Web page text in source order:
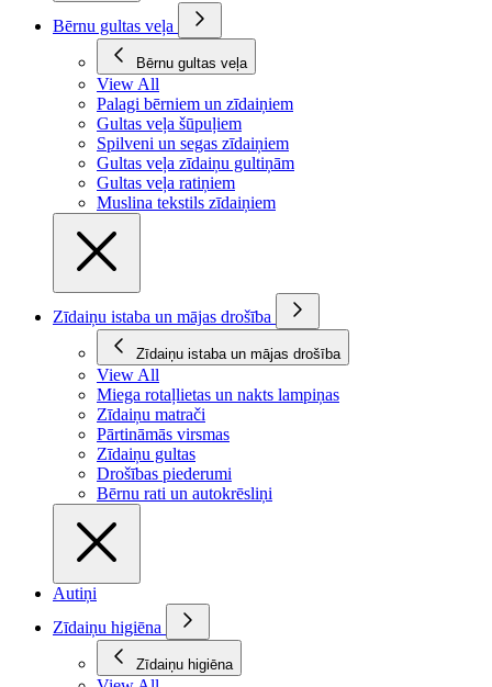
Bērnu gultas veļa
Bērnu gultas veļa
View All
Palagi bērniem un zīdaiņiem
Gultas veļa šūpuļiem
Spilveni un segas zīdaiņiem
Gultas veļa zīdaiņu gultiņām
Gultas veļa ratiņiem
Muslina tekstils zīdaiņiem
Zīdaiņu istaba un mājas drošība
Zīdaiņu istaba un mājas drošība
View All
Miega rotaļlietas un nakts lampiņas
Zīdaiņu matrači
Pārtināmās virsmas
Zīdaiņu gultas
Drošības piederumi
Bērnu rati un autokrēsliņi
Autiņi
Zīdaiņu higiēna
Zīdaiņu higiēna